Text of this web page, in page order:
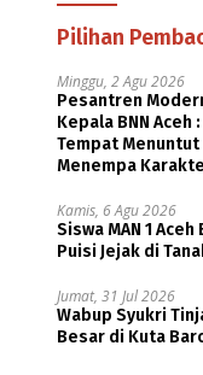
Pilihan
Minggu, 2 Agu 2026
Pesantren
Kepala BNN Aceh
Tempat Menuntut
Menempa
Kamis, 6 Agu 2026
Siswa MAN 1
Puisi Jejak di
Jumat, 31 Jul 2026
Wabup Syukri
Besar di Kuta